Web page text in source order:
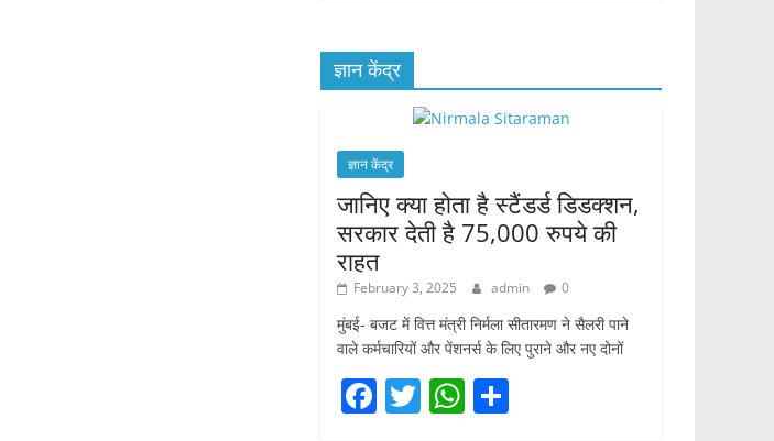
ज्ञान केंद्र
ज्ञान केंद्र
जानिए क्या होता है स्टैंडर्ड डिडक्शन,
सरकार देती है 75,000 रुपये की
राहत
February 3, 2025 admin 0
मुंबई- बजट में वित्त मंत्री निर्मला सीतारमण ने सैलरी पाने
वाले कर्मचारियों और पेंशनर्स के लिए पुराने और नए दोनों
F T W